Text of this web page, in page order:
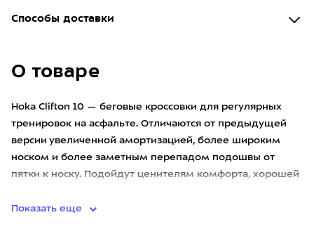
Способы доставки
О товаре
Hoka Clifton 10 — беговые кроссовки для регулярных
тренировок на асфальте. Отличаются от предыдущей
версии увеличенной амортизацией, более широким
носком и более заметным перепадом подошвы от
пятки к носку. Подойдут ценителям комфорта, хорошей
Показать еще